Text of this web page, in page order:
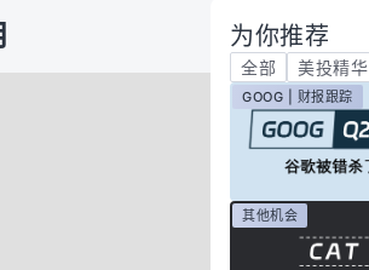
为你推荐
全部 美投精华
GOOG | 财报跟踪
其他机会